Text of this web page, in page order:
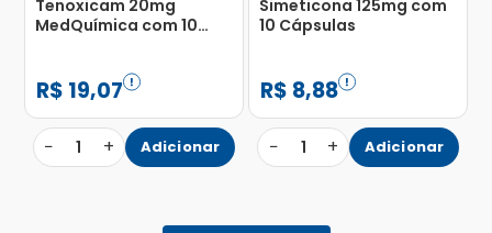
Tenoxicam 20mg
MedQuímica com 10
R$ 19,07
− 1 + Adicionar
Simeticona 125mg com
10 Cápsulas
R$ 8,88
− 1 + Adicionar